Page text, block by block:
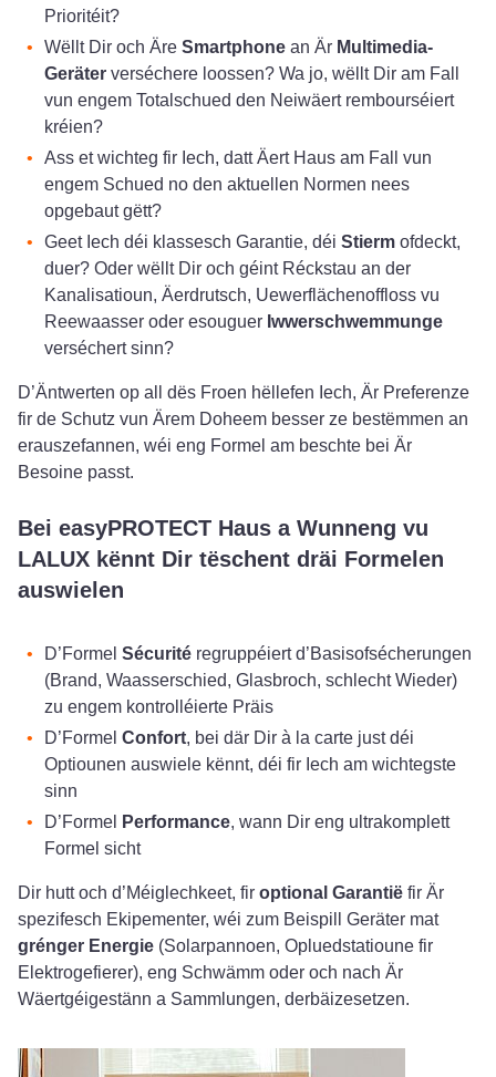
Prioritéit?
Wëllt Dir och Äre Smartphone an Är Multimedia-
Geräter verséchere loossen? Wa jo, wëllt Dir am Fall
vun engem Totalschued den Neiwäert rembourséiert
kréien?
Ass et wichteg fir Iech, datt Äert Haus am Fall vun
engem Schued no den aktuellen Normen nees
opgebaut gëtt?
Geet Iech déi klassesch Garantie, déi Stierm ofdeckt,
duer? Oder wëllt Dir och géint Réckstau an der
Kanalisatioun, Äerdrutsch, Uewerflächenoffloss vu
Reewaasser oder esouguer Iwwerschwemmunge
verséchert sinn?
D’Äntwerten op all dës Froen hëllefen Iech, Är Preferenze
fir de Schutz vun Ärem Doheem besser ze bestëmmen an
erauszefannen, wéi eng Formel am beschte bei Är
Besoine passt.
Bei easyPROTECT Haus a Wunneng vu
LALUX kënnt Dir tëschent dräi Formelen
auswielen
D’Formel Sécurité regruppéiert d’Basisofsécherungen
(Brand, Waasserschied, Glasbroch, schlecht Wieder)
zu engem kontrolléierte Präis
D’Formel Confort, bei där Dir à la carte just déi
Optiounen auswiele kënnt, déi fir Iech am wichtegste
sinn
D’Formel
Performance, wann Dir eng ultrakomplett
Formel sicht
Dir hutt och d’Méiglechkeet, fir optional Garantië fir Är
spezifesch Ekipementer, wéi zum Beispill Geräter mat
grénger Energie (Solarpannoen, Opluedstatioune fir
Elektrogefierer), eng Schwämm oder och nach Är
Wäertgéigestänn a Sammlungen, derbäizesetzen.